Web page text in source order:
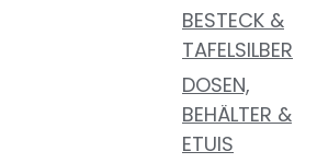
BESTECK &
TAFELSILBER
DOSEN,
BEHÄLTER &
ETUIS